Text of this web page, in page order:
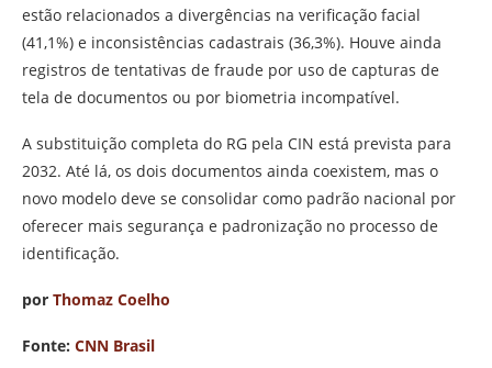
estão relacionados a divergências na verificação facial
(41,1%) e inconsistências cadastrais (36,3%). Houve ainda
registros de tentativas de fraude por uso de capturas de
tela de documentos ou por biometria incompatível.
A substituição completa do RG pela CIN está prevista para
2032. Até lá, os dois documentos ainda coexistem, mas o
novo modelo deve se consolidar como padrão nacional por
oferecer mais segurança e padronização no processo de
identificação.
por Thomaz Coelho
Fonte: CNN Brasil